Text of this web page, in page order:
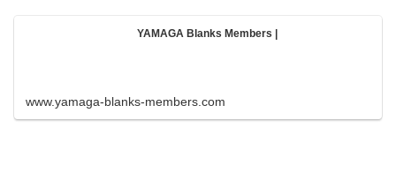
YAMAGA Blanks Members |
www.yamaga-blanks-members.com